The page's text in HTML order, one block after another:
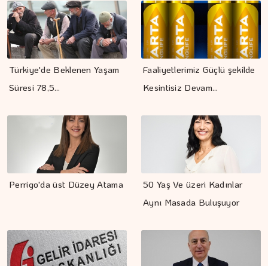
Türkiye'de Beklenen Yaşam
Süresi 78,5…
Faaliyetlerimiz Güçlü şekilde
Kesintisiz Devam…
Perrigo'da üst Düzey Atama
50 Yaş Ve üzeri Kadınlar
Aynı Masada Buluşuyor